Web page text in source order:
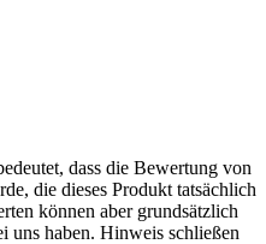
dass die Bewertung von
die dieses Produkt tatsächlich
können aber grundsätzlich
uns haben. Hinweis schließen